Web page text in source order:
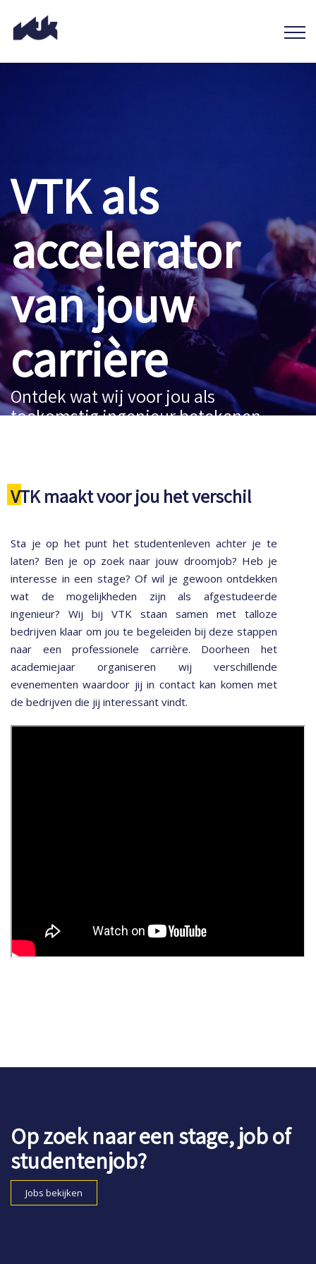
VTK als
accelerator
van jouw
carrière
Ontdek wat wij voor jou als
toekomstig ingenieur betekenen
VTK maakt voor jou het verschil
Sta je op het punt het studentenleven achter je te
laten? Ben je op zoek naar jouw droomjob? Heb je
interesse in een stage? Of wil je gewoon ontdekken
wat de mogelijkheden zijn als afgestudeerde
ingenieur? Wij bij VTK staan samen met talloze
bedrijven klaar om jou te begeleiden bij deze stappen
naar een professionele carrière. Doorheen het
academiejaar organiseren wij verschillende
evenementen waardoor jij in contact kan komen met
de bedrijven die jij interessant vindt.
Op zoek naar een stage, job of
studentenjob?
Jobs bekijken